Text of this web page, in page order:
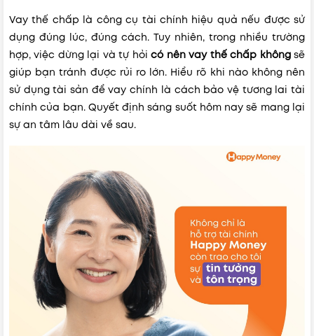
Vay thế chấp là công cụ tài chính hiệu quả nếu được sử
dụng đúng lúc, đúng cách. Tuy nhiên, trong nhiều trường
hợp, việc dừng lại và tự hỏicó nên vay thế chấp khôngsẽ
giúp bạn tránh được rủi ro lớn. Hiểu rõ khi nào không nên
sử dụng tài sản để vay chính là cách bảo vệ tương lai tài
chính của bạn. Quyết định sáng suốt hôm nay sẽ mang lại
sự an tâm lâu dài về sau.